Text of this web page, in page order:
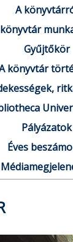
A
Gyűjtőkör
könyvtár
Pályázatok
Éves